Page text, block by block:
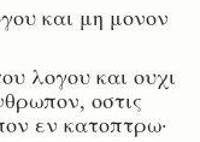
και μη μονον
λογου και ουχι
οστις
εν κατοπτρω·